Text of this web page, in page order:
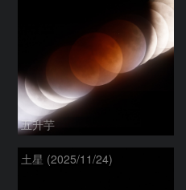
五升芋
土星 (2025/11/24)